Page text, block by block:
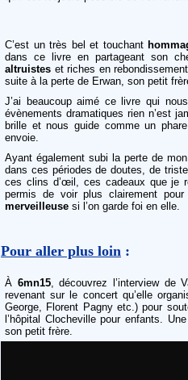
C’est un très bel et touchant
dans ce livre en partageant son
altruistes et riches en
suite à la perte de Erwan, son petit
J’ai beaucoup aimé ce livre qui
évènements dramatiques rien n’est
brille et nous guide comme un
envoie.
Ayant également subi la perte de
dans ces périodes de doutes, de
ces clins d’œil, ces cadeaux que je
permis de voir plus clairement
merveilleuse si l’on garde foi en elle.
Pour aller plus loin :
À 6mn15, découvrez l’interview de
revenant sur le concert qu’elle
George, Florent Pagny etc.) pour
l’hôpital Clocheville pour enfants.
son petit frère.